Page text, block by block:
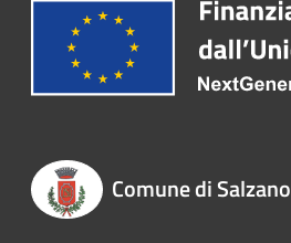
Comune di Salzano